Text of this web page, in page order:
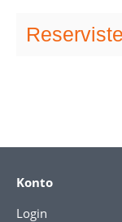
Konto
Login